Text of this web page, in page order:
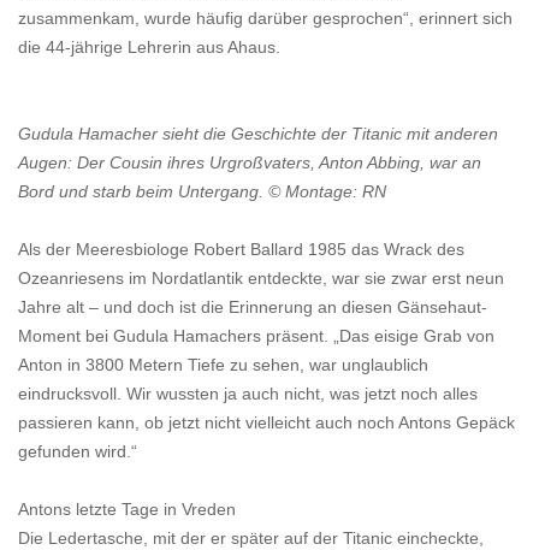
zusammenkam, wurde häufig darüber gesprochen“, erinnert sich
die 44-jährige Lehrerin aus Ahaus.
Gudula Hamacher sieht die Geschichte der Titanic mit anderen
Augen: Der Cousin ihres Urgroßvaters, Anton Abbing, war an
Bord und starb beim Untergang. © Montage: RN
Als der Meeresbiologe Robert Ballard 1985 das Wrack des
Ozeanriesens im Nordatlantik entdeckte, war sie zwar erst neun
Jahre alt – und doch ist die Erinnerung an diesen Gänsehaut-
Moment bei Gudula Hamachers präsent. „Das eisige Grab von
Anton in 3800 Metern Tiefe zu sehen, war unglaublich
eindrucksvoll. Wir wussten ja auch nicht, was jetzt noch alles
passieren kann, ob jetzt nicht vielleicht auch noch Antons Gepäck
gefunden wird.“
Antons letzte Tage in Vreden
Die Ledertasche, mit der er später auf der Titanic eincheckte,